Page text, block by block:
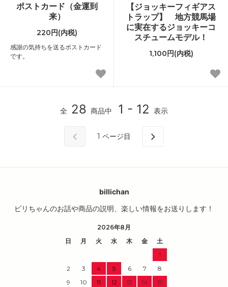
ポストカード（金運到
来）
220円(内税)
感謝の気持ちを送るポストカード
です。
【ジョッキーフィギアス
トラップ】 地方競馬場
に実在するジョッキーコ
スチュームモデル！
1,100円(内税)
全 28 商品中 1 - 12 表示
1 ページ目
billichan
ビリちゃんのお話や商品の説明、楽しい情報をお送りします！
2026年8月
日
月 火 水 木 金
土
1
2
3 4 5 6 7
8
9
10 11 12 13 14
15